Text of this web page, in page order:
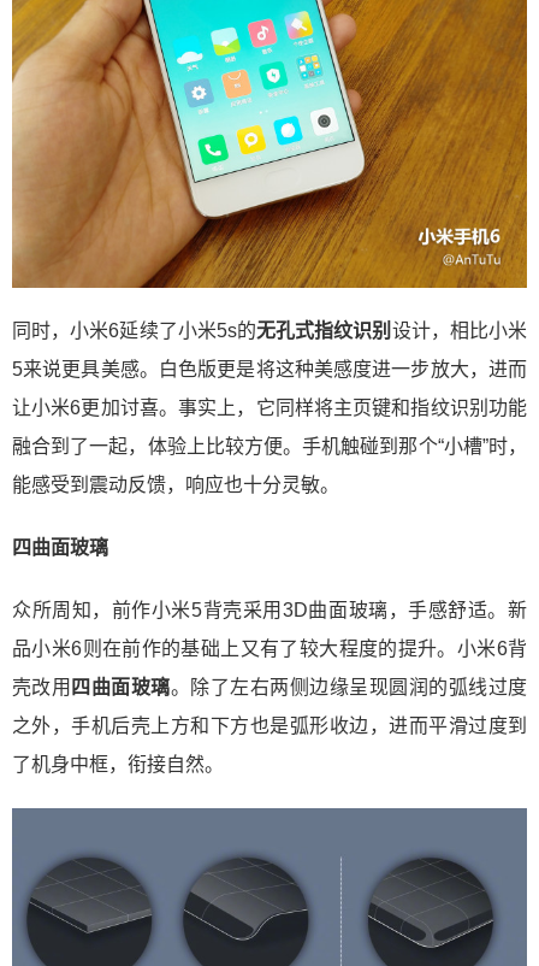
同时，小米6延续了小米5s的无孔式指纹识别 设计，相比小米
5来说更具美感。白色版更是将这种美感度进一步放大，进而
让小米6更加讨喜。事实上，它同样将主页键和指纹识别功能
融合到了一起，体验上比较方便。手机触碰到那个“小槽”时，
能感受到震动反馈，响应也十分灵敏。
四曲面玻璃
众所周知，前作小米5背壳采用3D曲面玻璃，手感舒适。新
品小米6则在前作的基础上又有了较大程度的提升。小米6背
壳改用 四曲面玻璃。除了左右两侧边缘呈现圆润的弧线过度
之外，手机后壳上方和下方也是弧形收边，进而平滑过度到
了机身中框，衔接自然。